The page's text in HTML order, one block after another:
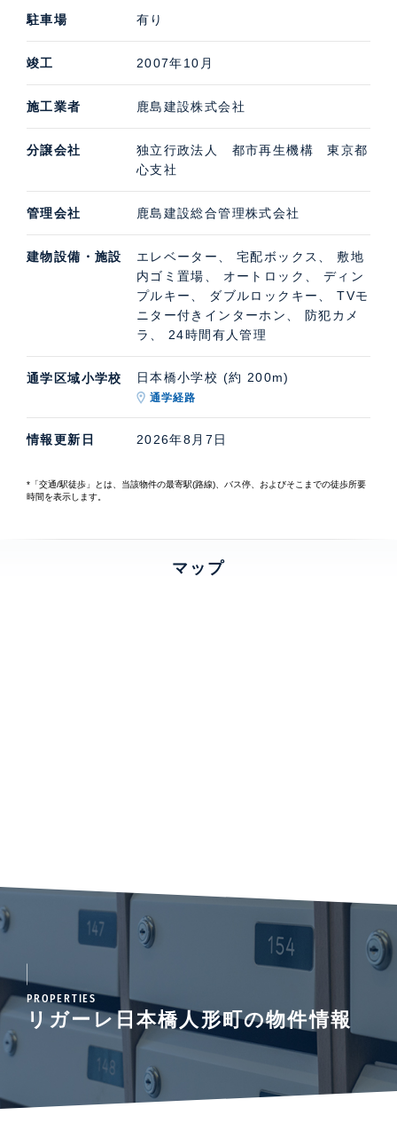
駐車場 有り
竣工 2007年10月
施工業者 鹿島建設株式会社
分譲会社
独立行政法人 都市再生機構 東京都
心支社
管理会社 鹿島建設総合管理株式会社
建物設備・施設
エレベーター、 宅配ボックス、 敷地
内ゴミ置場、 オートロック、 ディン
プルキー、 ダブルロックキー、 TVモ
ニター付きインターホン、 防犯カメ
ラ、 24時間有人管理
通学区域小学校 日本橋小学校 (約 200m)
通学経路
情報更新日 2026年8月7日
*「交通/駅徒歩」とは、当該物件の最寄駅(路線)、バス停、およびそこまでの徒歩所要
時間を表示します。
マップ
PROPERTIES
リガーレ日本橋人形町の物件情報